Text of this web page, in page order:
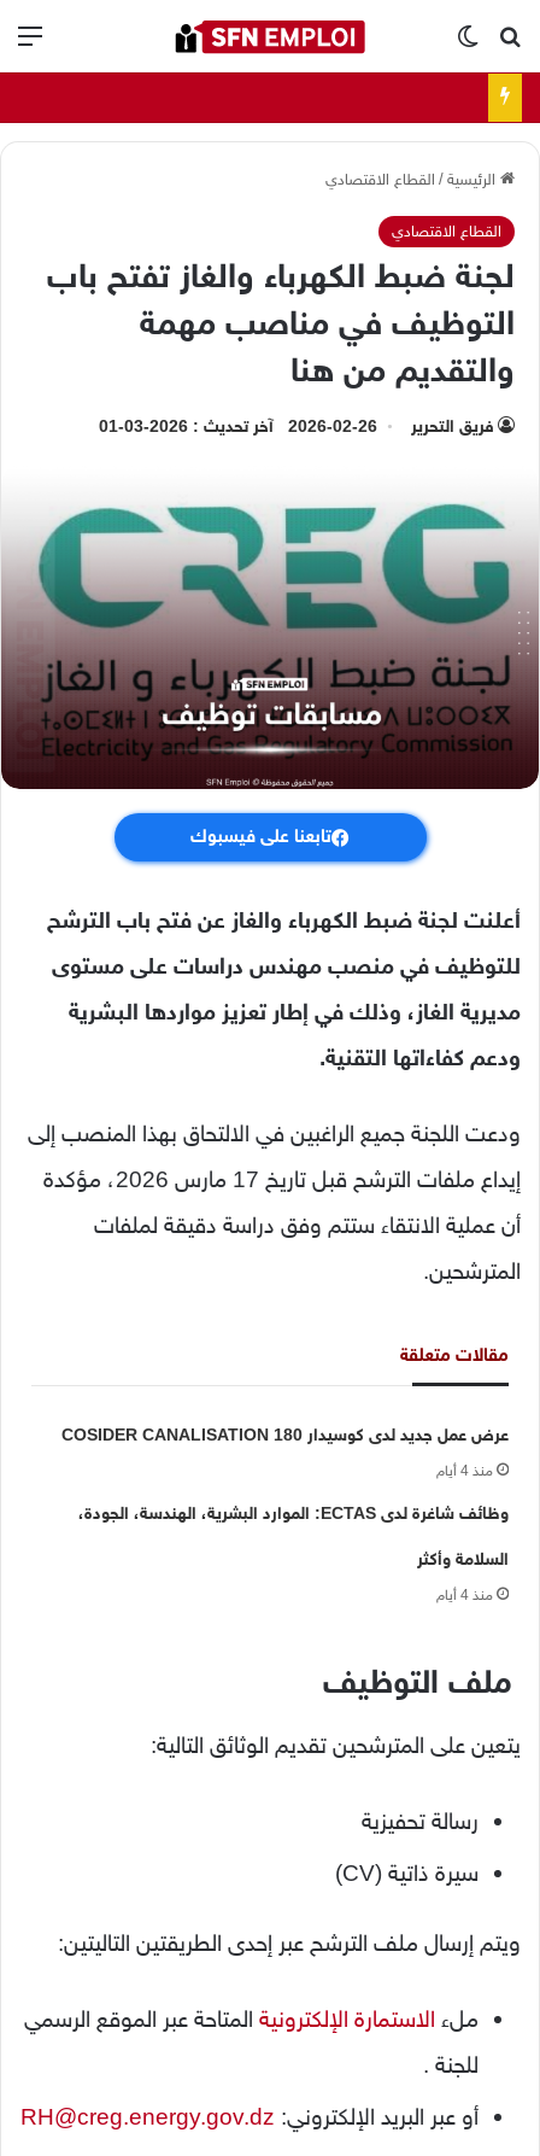
بحث عنالوضع المظلم
الرئيسية/ القطاع الاقتصادي
القطاع الاقتصادي
لجنة ضبط الكهرباء والغاز تفتح باب
التوظيف في مناصب مهمة
والتقديم من هنا
فريق التحرير 2026-02-26 آخر تحديث : 2026-03-01
تابعنا على فيسبوك
أعلنت لجنة ضبط الكهرباء والغاز عن فتح باب الترشح
للتوظيف في منصب مهندس دراسات على مستوى
مديرية الغاز، وذلك في إطار تعزيز مواردها البشرية
ودعم كفاءاتها التقنية.
ودعت اللجنة جميع الراغبين في الالتحاق بهذا المنصب إلى
إيداع ملفات الترشح قبل تاريخ 17 مارس 2026، مؤكدة
أن عملية الانتقاء ستتم وفق دراسة دقيقة لملفات
المترشحين.
مقالات متعلقة
عرض عمل جديد لدى كوسيدار COSIDER CANALISATION 180
منذ 4 أيام
وظائف شاغرة لدى ECTAS: الموارد البشرية، الهندسة، الجودة،
السلامة وأكثر
منذ 4 أيام
ملف التوظيف
يتعين على المترشحين تقديم الوثائق التالية:
رسالة تحفيزية
سيرة ذاتية (CV)
ويتم إرسال ملف الترشح عبر إحدى الطريقتين التاليتين:
ملء الاستمارة الإلكترونية المتاحة عبر الموقع الرسمي
للجنة .
أو عبر البريد الإلكتروني: RH@creg.energy.gov.dz